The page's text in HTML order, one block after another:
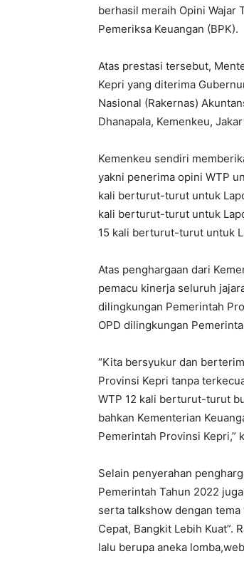
berhasil meraih Opini Wajar
Pemeriksa Keuangan (BPK).
Atas prestasi tersebut,
Kepri yang diterima
Nasional (Rakernas)
Dhanapala, Kemenkeu,
Kemenkeu sendiri
yakni penerima opini WTP
kali berturut-turut untuk
kali berturut-turut untuk
15 kali berturut-turut untuk
Atas penghargaan dari
pemacu kinerja seluruh
dilingkungan Pemerintah
OPD dilingkungan
“Kita bersyukur dan
Provinsi Kepri tanpa
WTP 12 kali berturut-turut
bahkan Kementerian
Pemerintah Provinsi Kepri,”
Selain penyerahan
Pemerintah Tahun 2022
serta talkshow dengan
Cepat, Bangkit Lebih Kuat”.
lalu berupa aneka